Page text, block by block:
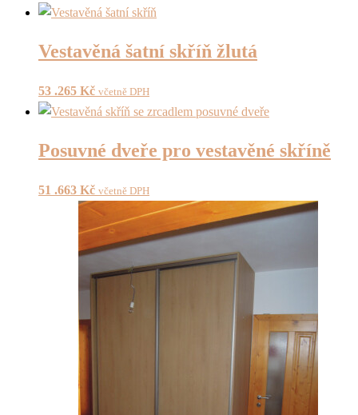
Vestavěná šatní skříň žlutá
53 .265 Kč včetně DPH
Posuvné dveře pro vestavěné skříně
51 .663 Kč včetně DPH